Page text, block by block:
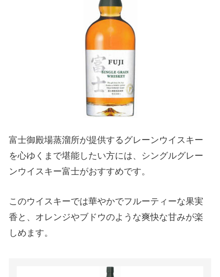
富士御殿場蒸溜所が提供するグレーンウイスキー
を心ゆくまで堪能したい方には、シングルグレー
ンウイスキー富士がおすすめです。
このウイスキーでは華やかでフルーティーな果実
香と、オレンジやブドウのような爽快な甘みが楽
しめます。